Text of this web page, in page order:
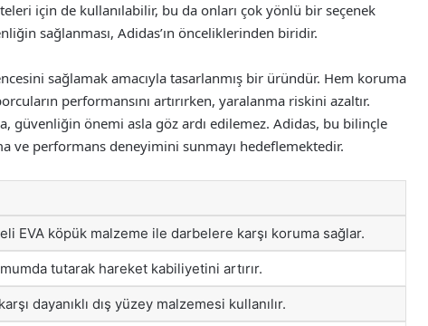
için de kullanılabilir, bu da onları çok yönlü bir seçenek
sağlanması, Adidas’ın önceliklerinden biridir.
sağlamak amacıyla tasarlanmış bir üründür. Hem koruma
performansını artırırken, yaralanma riskini azaltır.
güvenliğin önemi asla göz ardı edilemez. Adidas, bu bilinçle
ve performans deneyimini sunmayı hedeflemektedir.
EVA köpük malzeme ile darbelere karşı koruma sağlar.
tutarak hareket kabiliyetini artırır.
dayanıklı dış yüzey malzemesi kullanılır.